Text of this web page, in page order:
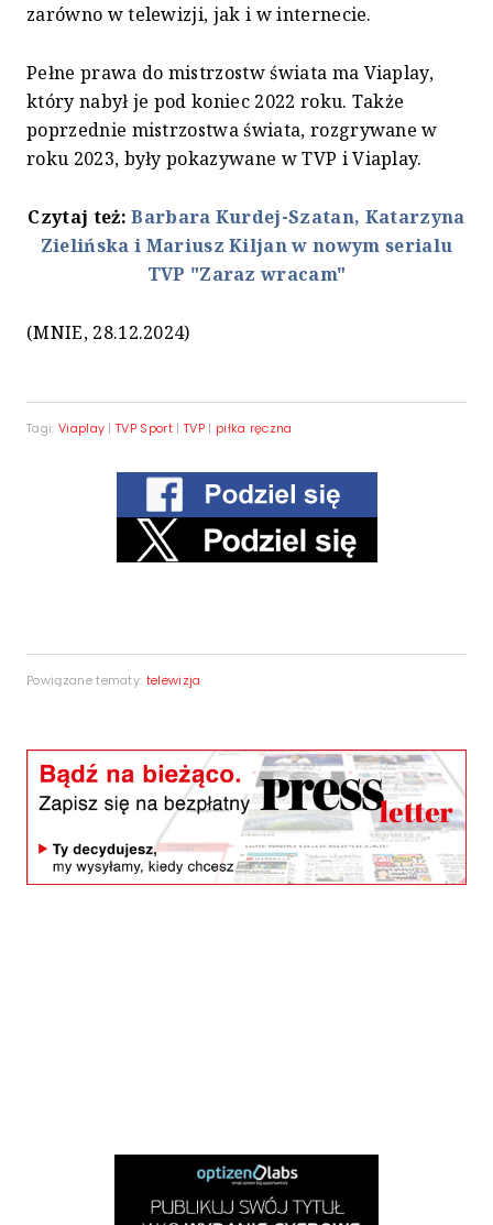
zarówno w telewizji, jak i w internecie.
Pełne prawa do mistrzostw świata ma Viaplay,
który nabył je pod koniec 2022 roku. Także
poprzednie mistrzostwa świata, rozgrywane w
roku 2023, były pokazywane w TVP i Viaplay.
Czytaj też:Barbara Kurdej-Szatan, Katarzyna
Zielińska i Mariusz Kiljan w nowym serialu
TVP "Zaraz wracam"
(MNIE, 28.12.2024)
Tagi: Viaplay |TVP Sport | TVP| piłka ręczna
Powiązane tematy: telewizja